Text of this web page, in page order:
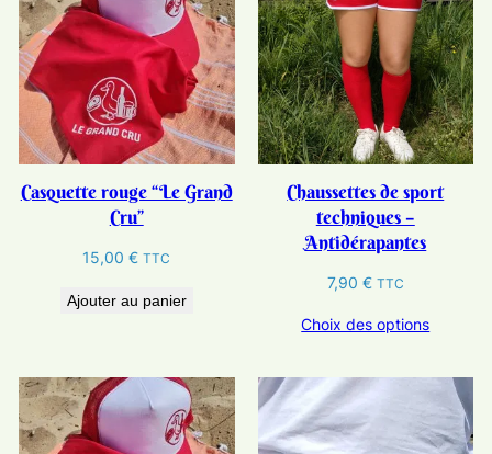
Casquette rouge “Le Grand
Cru”
15,00€ TTC
Ajouter au panier
Chaussettes de sport
techniques –
Antidérapantes
7,90 € TTC
Choix des options